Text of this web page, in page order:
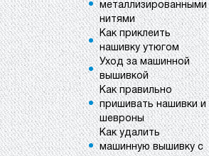
металлизированными
нитями
Как приклеить
нашивку утюгом
Уход за машинной
вышивкой
Как правильно
пришивать нашивки и
шевроны
Как удалить
машинную вышивку с